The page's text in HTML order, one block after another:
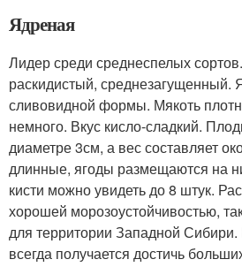
Ядреная
Лидер среди среднеспелых
раскидистый, среднезагущенный.
сливовидной формы. Мякоть
немного. Вкус кисло-сладкий.
диаметре 3см, а вес составляет
длинные, ягоды размещаются на
кисти можно увидеть до 8 штук.
хорошей морозоустойчивостью,
для территории Западной Сибири.
всегда получается достичь